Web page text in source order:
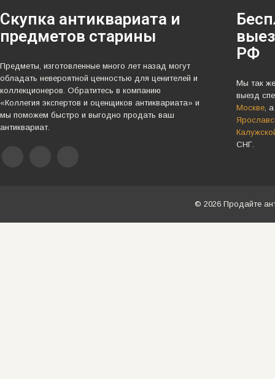
Скупка антиквариата и
предметов старины
Предметы, изготовленные много лет назад могут
обладать невероятной ценностью для ценителей и
коллекционеров. Обратитесь в компанию
«Коллегия экспертов и оценщиков антиквариата» и
мы поможем быстро и выгодно продать ваш
антиквариат.
РФ
Мы так
выезд
Москве,
СНГ.
© 2026 Продайте